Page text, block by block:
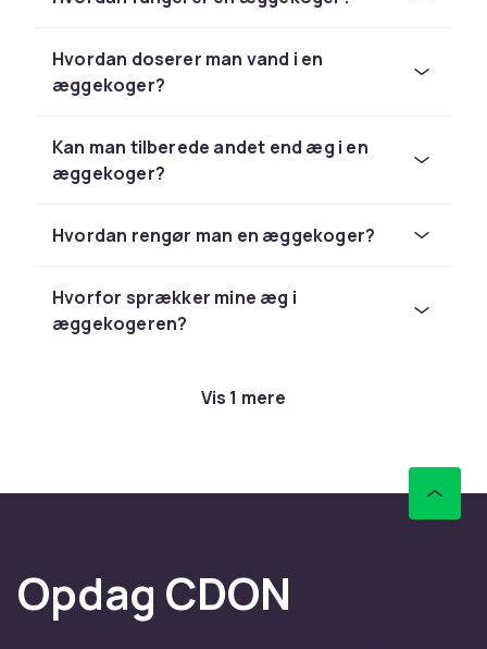
varierende funktioner.
Æggekogere med flere funktioner
Mange moderne æggekogere kan også
tilberede omeletter. En æggekoger med
automatisk slukning er den sikreste og
Vælg en æggekoger med kapacitet der
passer til dit husholds behov. En lille
mens en model til 7 til 14 æg passer til hele
familien. Vælg en model med medfølgende
Hvordan doserer man vand i en
æggekoger?
Kan man tilberede andet end æg i en
æggekoger?
Hvordan rengør man en æggekoger?
Hvorfor sprækker mine æg i
æggekogeren?
Vis 1 mere
Opdag CDON